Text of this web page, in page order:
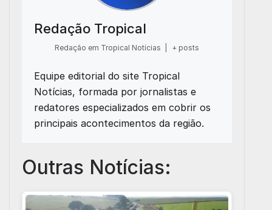
Redação Tropical
Redação em Tropical Notícias + posts
Equipe editorial do site Tropical
Notícias, formada por jornalistas e
redatores especializados em cobrir os
principais acontecimentos da região.
Outras Notícias: